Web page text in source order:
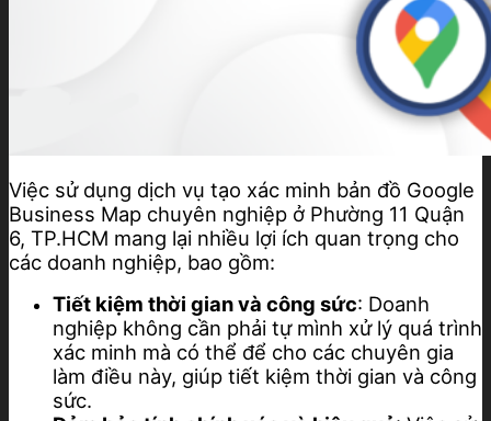
Việc sử dụng dịch vụ tạo xác minh bản đồ Google
Business Map chuyên nghiệp ở Phường 11 Quận
6, TP.HCM mang lại nhiều lợi ích quan trọng cho
các doanh nghiệp, bao gồm:
Tiết kiệm thời gian và công sức: Doanh
nghiệp không cần phải tự mình xử lý quá trình
xác minh mà có thể để cho các chuyên gia
làm điều này, giúp tiết kiệm thời gian và công
sức.